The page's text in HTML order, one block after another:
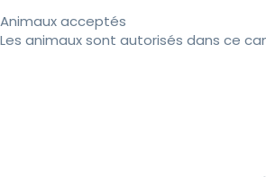
Animaux acceptés
Les animaux sont autorisés dans ce